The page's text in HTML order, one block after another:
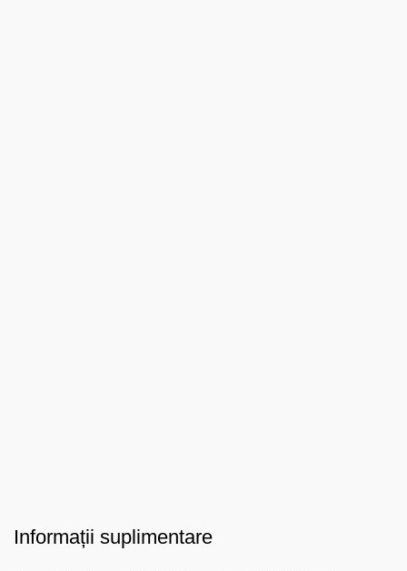
Informații suplimentare